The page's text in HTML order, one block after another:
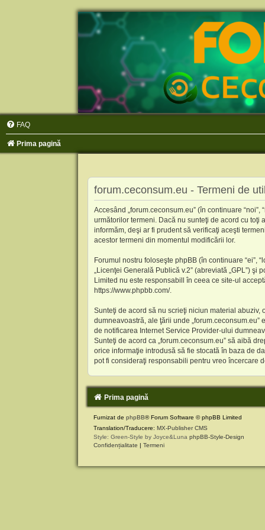
FAQ
Prima pagină
forum.ceconsum.eu - Termeni de
Accesând „forum.ceconsum.eu” (în continuare
următorilor termeni. Dacă nu sunteţi de acord cu toţi
informăm, deşi ar fi prudent să verificaţi aceşti
acestor termeni din momentul modificării lor.
Forumul nostru foloseşte phpBB (în continuare “ei”,
„Licenţei Generală Publică v.2” (abreviată „GPL”) şi
Limited nu este responsabill în ceea ce site-ul
https://www.phpbb.com/.
Sunteţi de acord să nu scrieţi niciun material
dumneavoastră, ale ţării unde
de notificarea Internet Service Provider-ului
Sunteţi de acord ca „forum.ceconsum.eu” să aibă
orice informaţie introdusă să fie stocată în baza de
pot fi consideraţi responsabili pentru vreo încercare
Prima pagină
Furnizat de phpBB® Forum Software © phpBB Limited
Translation/Traducere: MX-Publisher CMS
Style: Green-Style by Joyce&Luna phpBB-Style-Design
Confidențialitate
Termeni